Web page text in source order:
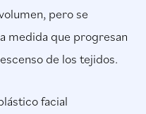
pero se
medida que progresan
de los tejidos.
facial